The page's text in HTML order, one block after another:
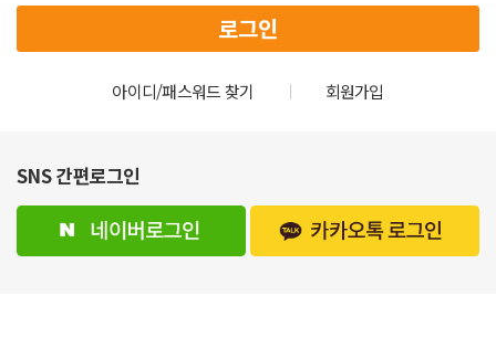
아이디/패스워드 찾기 회원가입
SNS 간편로그인